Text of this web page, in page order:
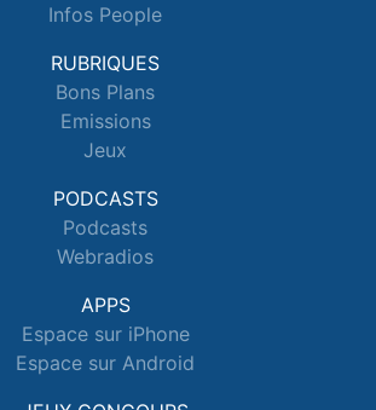
Infos People
RUBRIQUES
Bons Plans
Emissions
Jeux
PODCASTS
Podcasts
Webradios
APPS
Espace sur iPhone
Espace sur Android